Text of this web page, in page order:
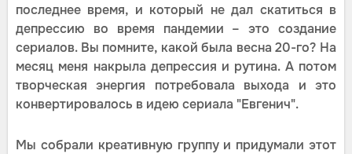
последнее время, и который не дал скатиться в
депрессию во время пандемии – это создание
сериалов. Вы помните, какой была весна 20-го? На
месяц меня накрыла депрессия и рутина. А потом
творческая энергия потребовала выхода и это
конвертировалось в идею сериала "Евгенич".
Мы собрали креативную группу и придумали этот